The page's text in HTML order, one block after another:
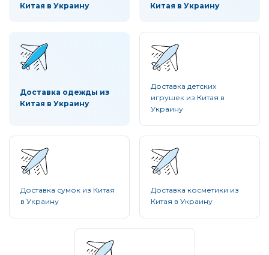
Китая в Украину
Китая в Украину
Доставка одежды из
Китая в Украину
Доставка детских
игрушек из Китая в
Украину
Доставка сумок из Китая
в Украину
Доставка косметики из
Китая в Украину